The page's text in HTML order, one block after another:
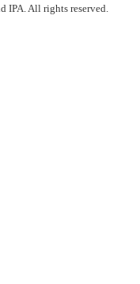
IPA. All rights reserved.